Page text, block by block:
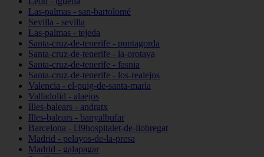
Las-palmas - san-bartolomé
Sevilla - sevilla
Las-palmas - tejeda
Santa-cruz-de-tenerife - puntagorda
Santa-cruz-de-tenerife - la-orotava
Santa-cruz-de-tenerife - fasnia
Santa-cruz-de-tenerife - los-realejos
Valencia - el-puig-de-santa-maría
Valladolid - alaejos
Illes-balears - andratx
Illes-balears - banyalbufar
Barcelona - l39hospitalet-de-llobregat
Madrid - pelayos-de-la-presa
Madrid - galapagar